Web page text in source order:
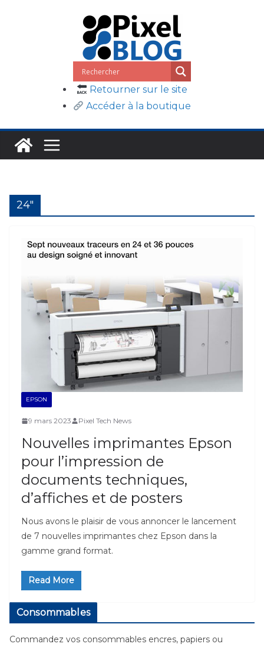
Retourner sur le site
Accéder à la boutique
24″
EPSON
9 mars 2023 Pixel Tech News
Nouvelles imprimantes Epson
pour l’impression de
documents techniques,
d’affiches et de posters
Nous avons le plaisir de vous annoncer le lancement
de 7 nouvelles imprimantes chez Epson dans la
gamme grand format.
Read More
Consommables
Commandez vos consommables encres, papiers ou